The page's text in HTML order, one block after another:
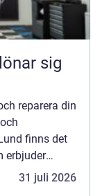
reparera din
finns det
erbjuder
31 juli 2026